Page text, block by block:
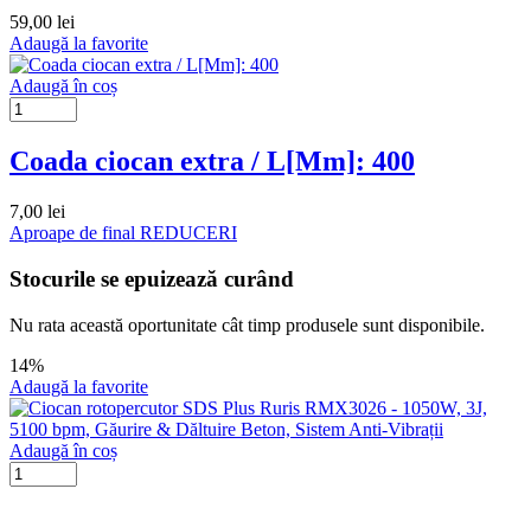
59,00 lei
Adaugă la favorite
Adaugă în coș
Coada ciocan extra / L[Mm]: 400
7,00 lei
Aproape de final REDUCERI
Stocurile se epuizează curând
Nu rata această oportunitate cât timp produsele sunt disponibile.
14%
Adaugă la favorite
Adaugă în coș